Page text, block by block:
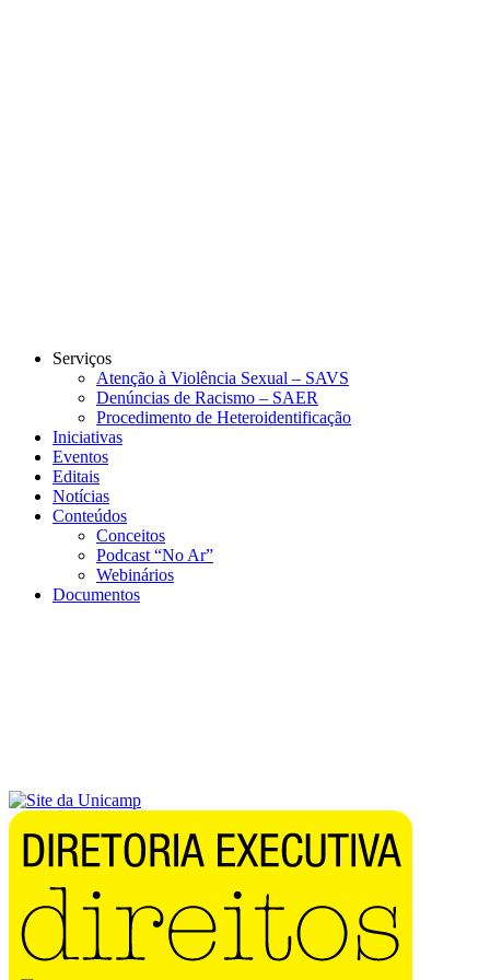
Serviços
Atenção à Violência Sexual – SAVS
Denúncias de Racismo – SAER
Procedimento de Heteroidentificação
Iniciativas
Eventos
Editais
Notícias
Conteúdos
Conceitos
Podcast “No Ar”
Webinários
Documentos